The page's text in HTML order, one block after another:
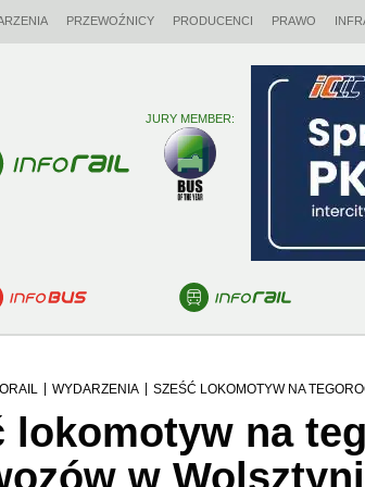
PRZEWOŹNICY PRODUCENCI PRAWO
JURY MEMBER:
WYDARZENIA SZEŚĆ LOKOMOTYW NA
lokomotyw na
w